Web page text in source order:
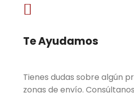

Te Ayudamos
Tienes dudas sobre algún
zonas de envío.